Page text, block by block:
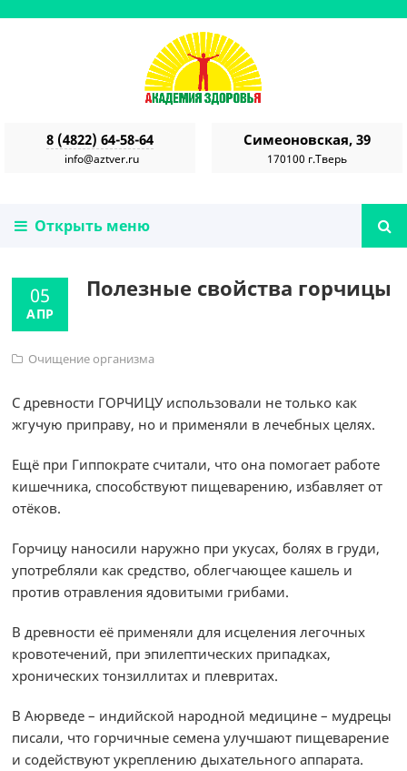
8 (4822) 64-58-64
info@aztver.ru
Симеоновская, 39
170100 г.Тверь
Открыть меню
05
АПР
Полезные свойства горчицы
Очищение организма
С древности ГОРЧИЦУ использовали не только как
жгучую приправу, но и применяли в лечебных целях.
Ещё при Гиппократе считали, что она помогает работе
кишечника, способствуют пищеварению, избавляет от
отёков.
Горчицу наносили наружно при укусах, болях в груди,
употребляли как средство, облегчающее кашель и
против отравления ядовитыми грибами.
В древности её применяли для исцеления легочных
кровотечений, при эпилептических припадках,
хронических тонзиллитах и плевритах.
В Аюрведе – индийской народной медицине – мудрецы
писали, что горчичные семена улучшают пищеварение
и содействуют укреплению дыхательного аппарата.